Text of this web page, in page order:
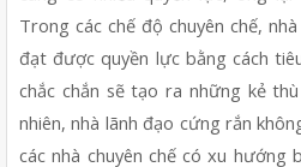
Trong các chế độ chuyên chế,
đạt được quyền lực bằng cách
chắc chắn sẽ tạo ra những kẻ
nhiên, nhà lãnh đạo cứng rắn
các nhà chuyên chế có xu